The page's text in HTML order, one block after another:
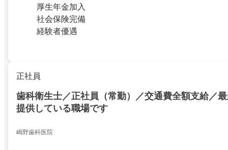
厚生年金加入
社会保険完備
経験者優遇
正社員
歯科衛生士／正社員（常勤）／交通費全額支給／
提供している職場です
嶋野歯科医院